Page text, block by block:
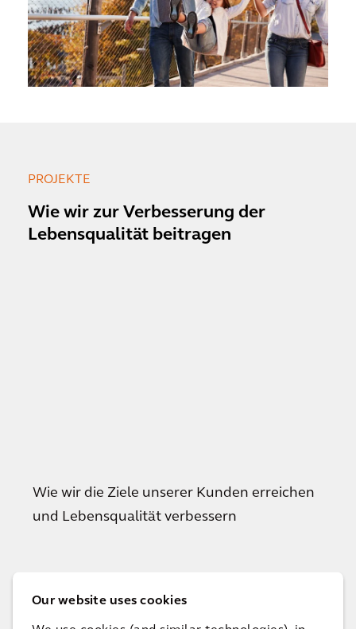
Our website uses cookies
PROJEKTE
Wie wir zur Verbesserung der
Lebensqualität beitragen
Wie wir die Ziele unserer Kunden erreichen
und Lebensqualität verbessern